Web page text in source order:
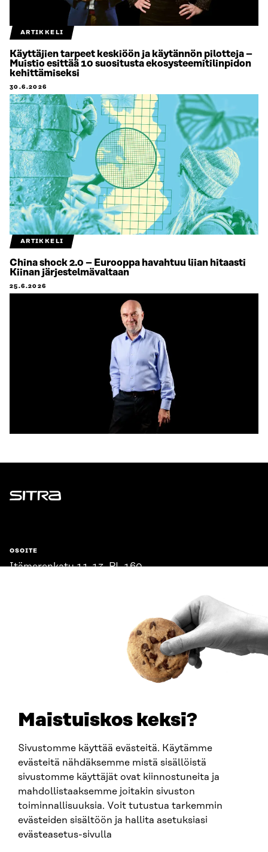
Maistuiskos keksi?
Sivustomme käyttää evästeitä. Käytämme
evästeitä nähdäksemme mistä sisällöistä
sivustomme käyttäjät ovat kiinnostuneita ja
mahdollistaaksemme joitakin sivuston
toiminnallisuuksia. Voit tutustua tarkemmin
evästeiden sisältöön ja hallita asetuksiasi
evästeasetus-sivulla
ARTIKKELI
Käyttäjien tarpeet keskiöön ja käytännön pilotteja –
Muistio esittää 10 suositusta ekosysteemitilinpidon
kehittämiseksi
30.6.2026
ARTIKKELI
China shock 2.0 – Eurooppa havahtuu liian hitaasti
Kiinan järjestelmävaltaan
25.6.2026
Sitra
OSOITE
Itämerenkatu 11-13, PL 160,
SITRA SOSIAALISESSA MEDIASSA
LinkedIn
Instagram
YouTube